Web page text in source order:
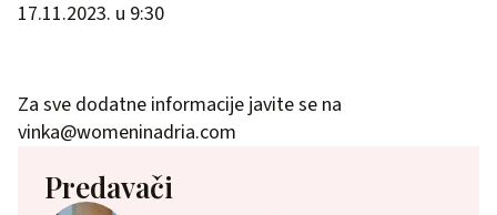
17.11.2023. u 9:30
Za sve dodatne informacije javite se na
vinka@womeninadria.com
Predavači